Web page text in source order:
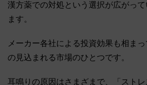
漢方薬での対処という選択が広がっ
ます。
メーカー各社による投資効果も相ま
の見込まれる市場のひとつです。
耳鳴りの原因はさまざまで、「スト